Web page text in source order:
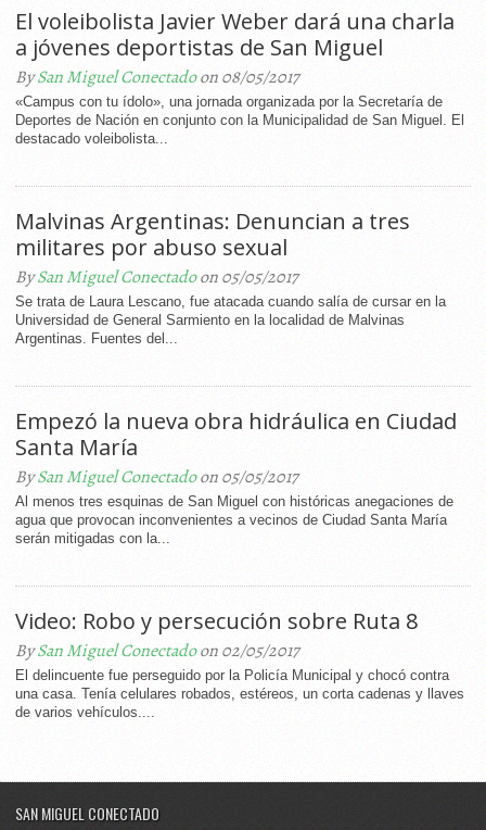
El voleibolista Javier Weber dará una charla
a jóvenes deportistas de San Miguel
BySan Miguel Conectadoon 08/05/2017
«Campus con tu ídolo», una jornada organizada por la Secretaría de
Deportes de Nación en conjunto con la Municipalidad de San Miguel. El
destacado voleibolista...
Malvinas Argentinas: Denuncian a tres
militares por abuso sexual
BySan Miguel Conectadoon 05/05/2017
Se trata de Laura Lescano, fue atacada cuando salía de cursar en la
Universidad de General Sarmiento en la localidad de Malvinas
Argentinas. Fuentes del...
Empezó la nueva obra hidráulica en Ciudad
Santa María
BySan Miguel Conectadoon 05/05/2017
Al menos tres esquinas de San Miguel con históricas anegaciones de
agua que provocan inconvenientes a vecinos de Ciudad Santa María
serán mitigadas con la...
Video: Robo y persecución sobre Ruta 8
BySan Miguel Conectadoon 02/05/2017
El delincuente fue perseguido por la Policía Municipal y chocó contra
una casa. Tenía celulares robados, estéreos, un corta cadenas y llaves
de varios vehículos....
SAN MIGUEL CONECTADO